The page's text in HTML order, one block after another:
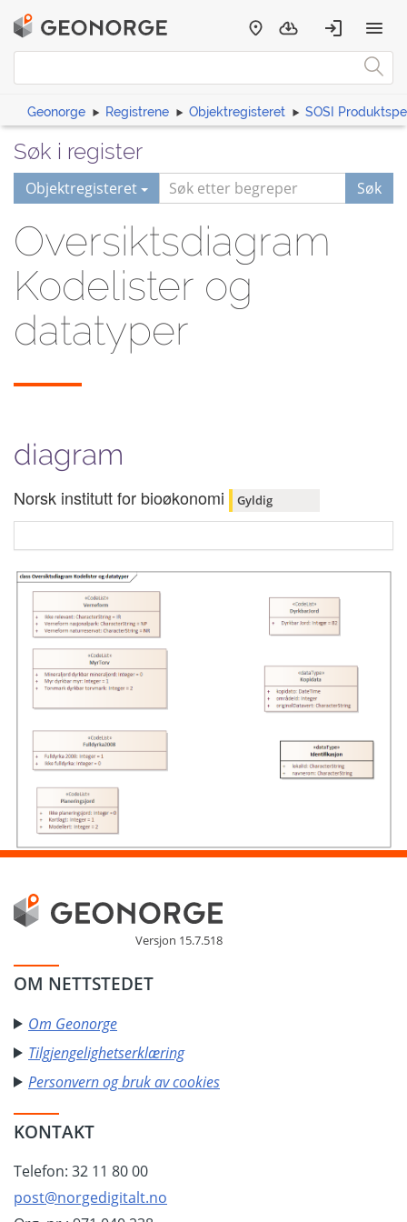
Geonorge Registrene Objektregisteret SOSI
Søk i register
Objektregisteret Søk
Oversiktsdiagram
Kodelister og
datatyper
diagram
Norsk institutt for bioøkonomi Gyldig